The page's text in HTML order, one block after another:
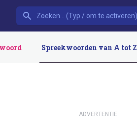
Spreekwoorden van A tot Z
ADVERTENTIE